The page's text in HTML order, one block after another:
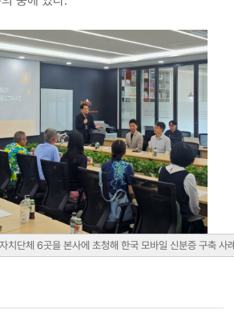
치단체 6곳을 본사에 초청해 한국 모바일 신분증 구축 사